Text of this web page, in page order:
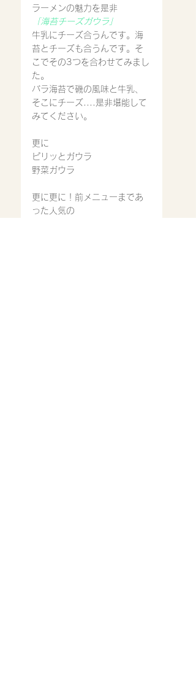
ラーメンの魅力を是非
「海苔チーズガウラ」
牛乳にチーズ合うんです。海
苔とチーズも合うんです。そ
こでその3つを合わせてみまし
た。
バラ海苔で磯の風味と牛乳、
そこにチーズ....是非堪能して
みてください。
更に
ピリッとガウラ
野菜ガウラ
更に更に！前メニューまであ
った人気の